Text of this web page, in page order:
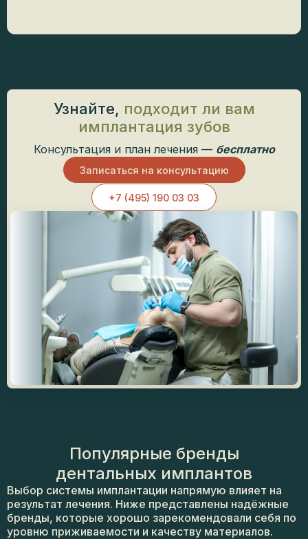
Узнайте, подходит ли вам
имплантация зубов
Консультация и план лечения — бесплатно
Записаться на консультацию
+7 (495) 190 03 03
Популярные бренды
дентальных имплантов
Выбор системы имплантации напрямую влияет на
результат лечения. Ниже представлены надёжные
бренды, которые хорошо зарекомендовали себя по
уровню приживаемости и качеству материалов.